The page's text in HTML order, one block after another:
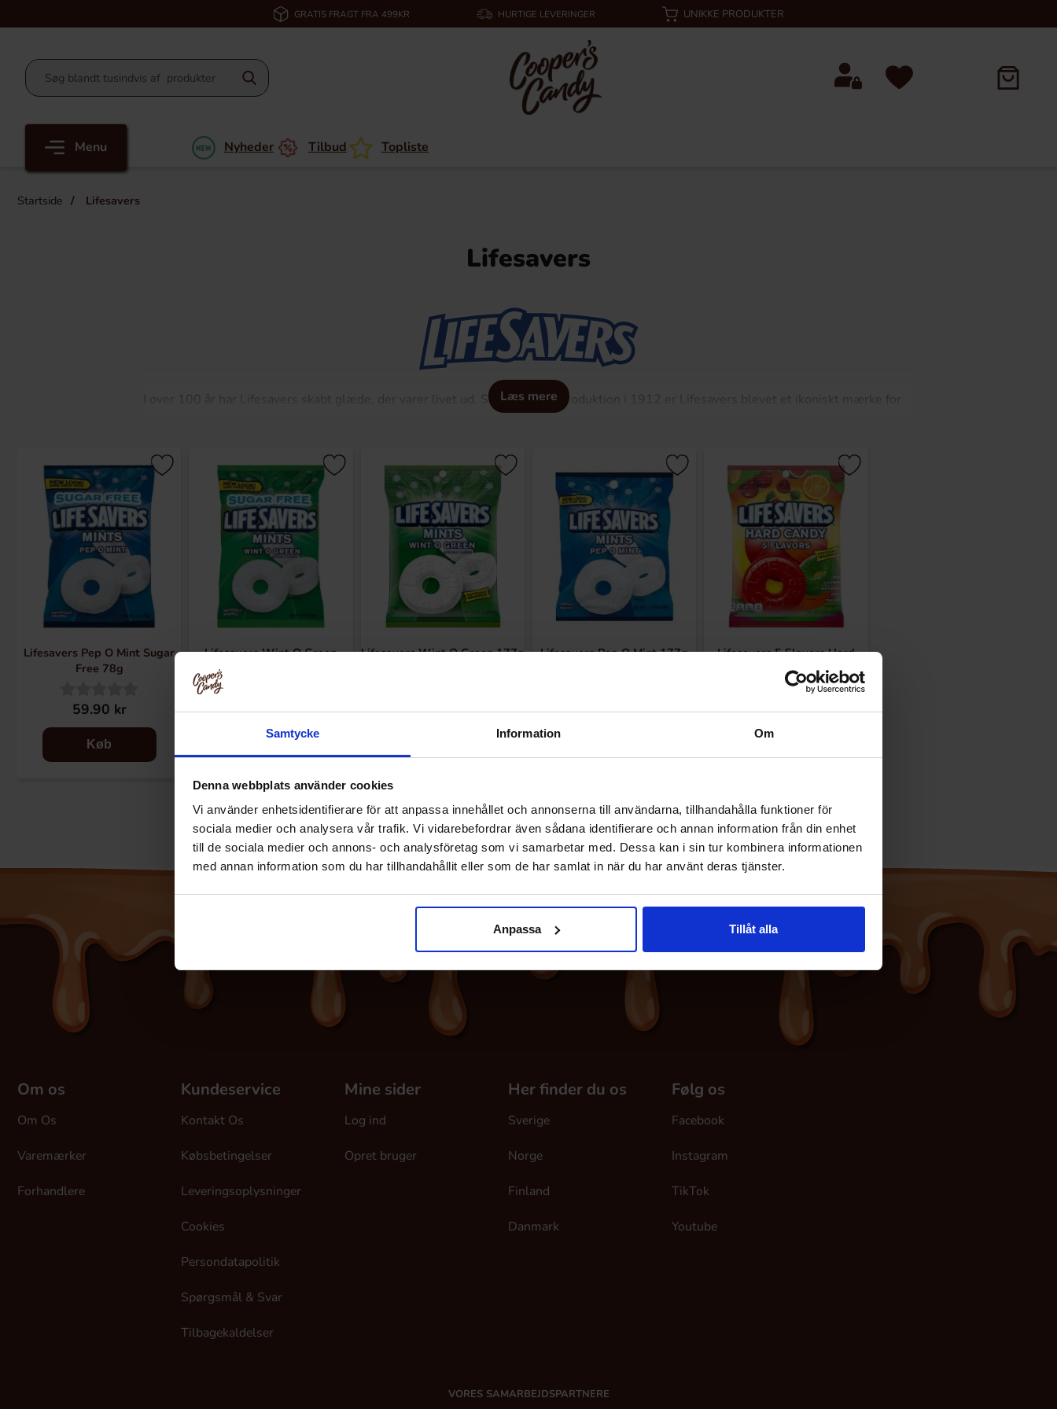
Samtycke Information Om
Denna webbplats använder cookies
Vi använder enhetsidentifierare för att anpassa innehållet och annonserna till användarna, tillhandahålla funktioner för
sociala medier och analysera vår trafik. Vi vidarebefordrar även sådana identifierare och annan information från din enhet
till de sociala medier och annons- och analysföretag som vi samarbetar med. Dessa kan i sin tur kombinera informationen
med annan information som du har tillhandahållit eller som de har samlat in när du har använt deras tjänster.
Anpassa Tillåt alla
GRATIS FRAGT FRA 499KR HURTIGE LEVERINGER UNIKKE PRODUKTER
Menu Nyheder Tilbud Topliste
Startside Lifesavers
Lifesavers
Læs mere
I over 100 år har Lifesavers skabt glæde, der varer livet ud. Siden deres introduktion i 1912 er Lifesavers blevet et ikoniskt mærke for
for de klassiske Lifesavers, da de kom i smagene citron, lime og appelsin.
I 1935 blev tingene endnu frugtagtigere, da kirsebær- og ananassmage sluttede sig til familien og dannede den berømte Five Flavours
Lifesavers-rulle. Samme år blev den populære smag Wint-O-Green også lanceret, som tog folket med storm. Sidst men ikke mindst
kom Lifesavers Gummies ind på scenen i 1992, der kombinerer de frugtagtige smage, som alle elsker, med den dejlige konsistens af
gummycandy. Opdag Lifesavers fantastiske verden af vanvittigt lækre mint- og frugtslik!
Lifesavers Pep O Mint Sugar
Free 78g
59.90 kr
Køb
Lifesavers Wint O Green
59.90 kr
Lifesavers Wint O Green 177g
59.90 kr
Lifesavers Pep O Mint 177g
59.90 kr
Lifesavers 5 Flavors Hard
Candy 177g
69.90 kr
Om os
Om Os
Varemærker
Forhandlere
Kundeservice
Kontakt Os
Købsbetingelser
Leveringsoplysninger
Cookies
Persondatapolitik
Spørgsmål & Svar
Tilbagekaldelser
Mine sider
Log ind
Opret bruger
Her finder du os
Sverige
Norge
Finland
Danmark
Følg os
Facebook
Instagram
TikTok
Youtube
VORES SAMARBEJDSPARTNERE